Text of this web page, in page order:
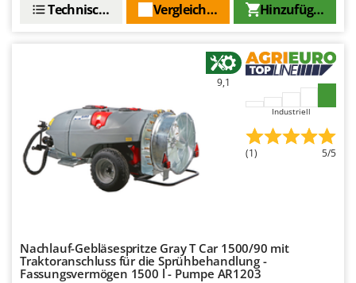
Waldner
Weber
WIDU
Wiper EcoRobot
Worx
Hinzufügen
Vergleichen Sie
Technische Daten
9,1
Industriell
(1) 5/5
Nachlauf-Gebläsespritze Gray T Car 1500/90 mit
Traktoranschluss für die Sprühbehandlung -
Fassungsvermögen 1500 l - Pumpe AR1203